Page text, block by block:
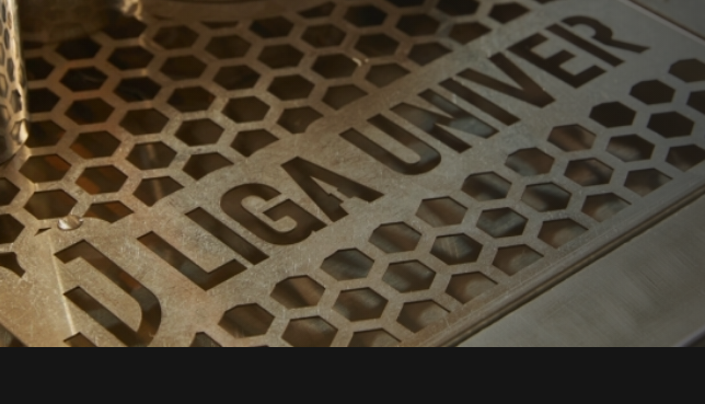
с 11:00 до 20:00
только
блоки
программы
школ и курсов
15-20 минут
с 11:00 до 20:00